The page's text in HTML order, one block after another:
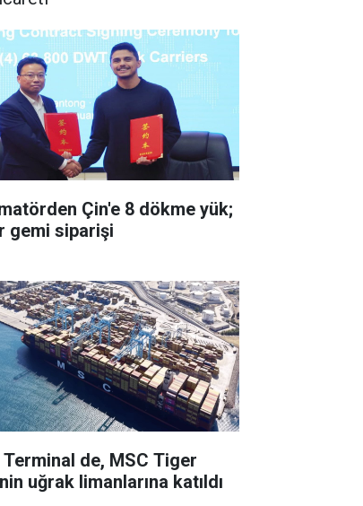
Çin'e 8 dökme yük;
gemi siparişi
Terminal de, MSC Tiger
uğrak limanlarına katıldı